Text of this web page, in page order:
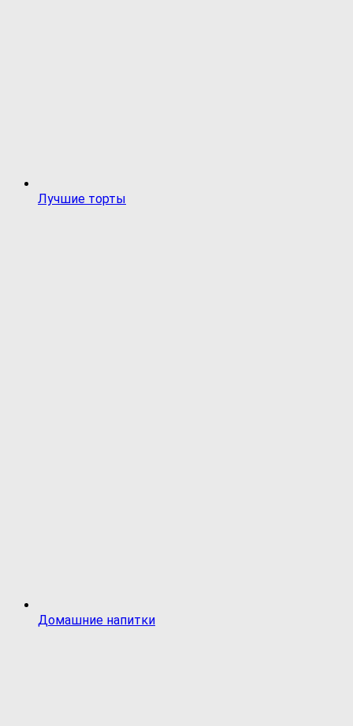
Лучшие торты
Домашние напитки